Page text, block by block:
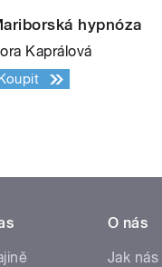
hypnóza
Kaprálová
Koupit
O nás
Jak nás